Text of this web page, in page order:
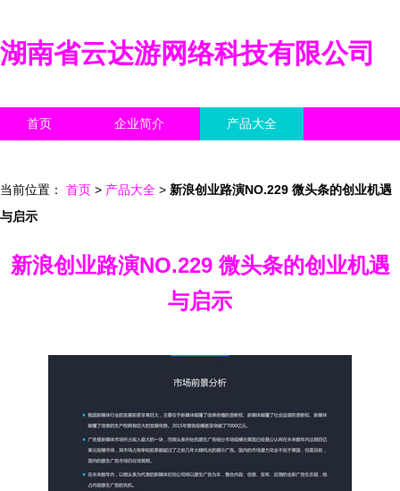
湖南省云达游网络科技有限公司
首页 企业简介 产品大全
当前位置： 首页 > 产品大全 > 新浪创业路演NO.229 微头条的创业机遇
与启示
新浪创业路演NO.229 微头条的创业机遇
与启示